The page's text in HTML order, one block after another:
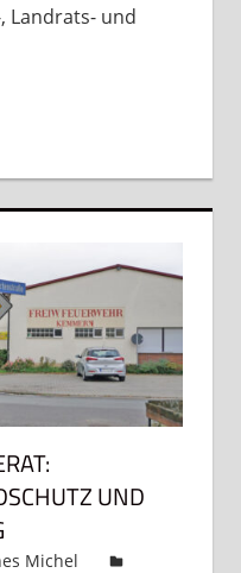
Landrats- und
UND
Michel